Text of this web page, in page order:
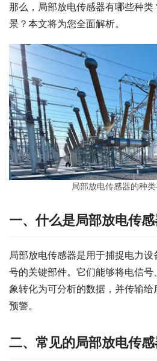
那么，局部放电传感器有哪些种
景？本文将为您全面解析。
局部放电传感器的种
一、什么是局部放电传感
局部放电传感器是用于捕捉电力
号的关键部件。它们能够将电信
象转化为可分析的数据，并传输
预警。
二、常见的局部放电传